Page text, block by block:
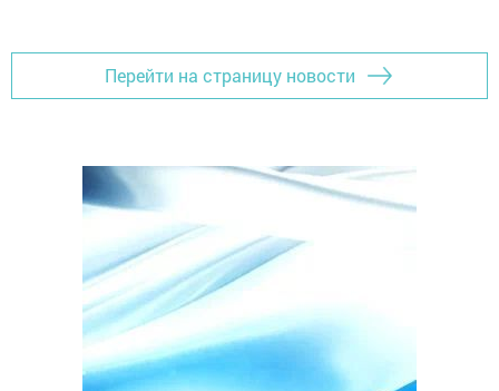
Татарстан»
Перейти на страницу новости